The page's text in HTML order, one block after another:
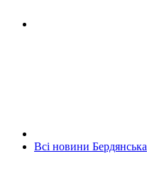
Всі новини Бердянська